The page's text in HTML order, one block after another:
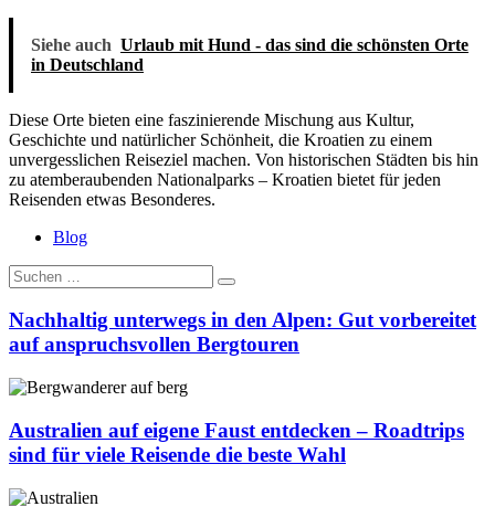
Siehe auch Urlaub mit Hund - das sind die schönsten Orte
in Deutschland
Diese Orte bieten eine faszinierende Mischung aus Kultur,
Geschichte und natürlicher Schönheit, die Kroatien zu einem
unvergesslichen Reiseziel machen. Von historischen Städten bis hin
zu atemberaubenden Nationalparks – Kroatien bietet für jeden
Reisenden etwas Besonderes.
Blog
Suche
nach:
Nachhaltig unterwegs in den Alpen: Gut vorbereitet
auf anspruchsvollen Bergtouren
Nachhaltig
in
den
Alpen:
Gut
vorbereitet
Australien auf eigene Faust entdecken – Roadtrips
sind für viele Reisende die beste Wahl
Australien